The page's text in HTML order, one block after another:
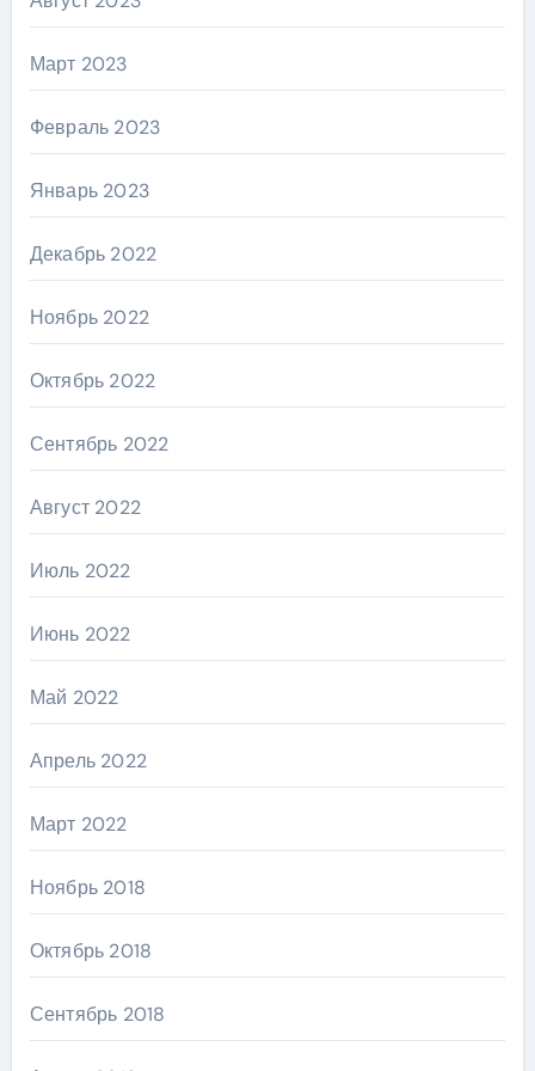
Март 2023
Февраль 2023
Январь 2023
Декабрь 2022
Ноябрь 2022
Октябрь 2022
Сентябрь 2022
Август 2022
Июль 2022
Июнь 2022
Май 2022
Апрель 2022
Март 2022
Ноябрь 2018
Октябрь 2018
Сентябрь 2018